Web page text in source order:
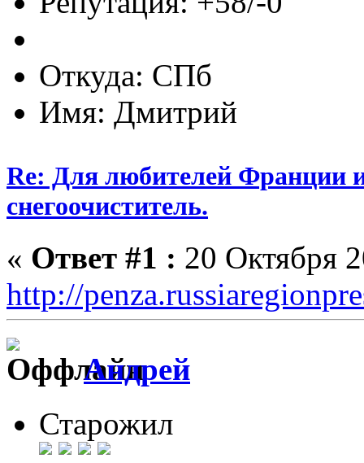
Откуда: СПб
Имя: Дмитрий
Re: Для любителей Франции
снегоочиститель.
« Ответ #1 : 20 Октября
http://
Андрей
Старожил